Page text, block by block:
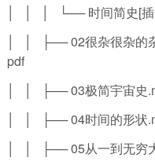
│ │ │ └── 时间简史[插
│ │ ├── 02很杂很杂的
pdf
│ │ ├── 03极简宇宙史
│ │ ├── 04时间的形状
│ │ ├── 05从一到无穷